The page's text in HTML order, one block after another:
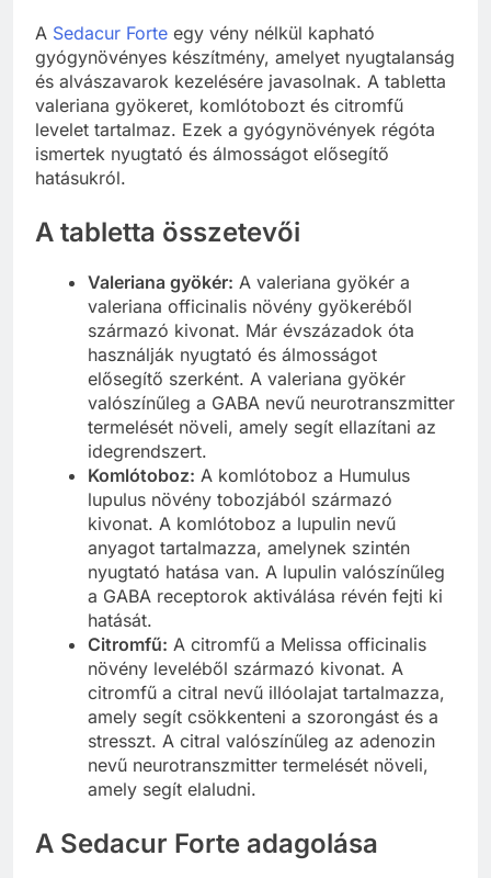
A Sedacur Forte egy vény nélkül kapható
gyógynövényes készítmény, amelyet nyugtalanság
és alvászavarok kezelésére javasolnak. A tabletta
valeriana gyökeret, komlótobozt és citromfű
levelet tartalmaz. Ezek a gyógynövények régóta
ismertek nyugtató és álmosságot elősegítő
hatásukról.
A tabletta összetevői
Valeriana gyökér: A valeriana gyökér a
valeriana officinalis növény gyökeréből
származó kivonat. Már évszázadok óta
használják nyugtató és álmosságot
elősegítő szerként. A valeriana gyökér
valószínűleg a GABA nevű neurotranszmitter
termelését növeli, amely segít ellazítani az
idegrendszert.
Komlótoboz: A komlótoboz a Humulus
lupulus növény tobozjából származó
kivonat. A komlótoboz a lupulin nevű
anyagot tartalmazza, amelynek szintén
nyugtató hatása van. A lupulin valószínűleg
a GABA receptorok aktiválása révén fejti ki
hatását.
Citromfű: A citromfű a Melissa officinalis
növény leveléből származó kivonat. A
citromfű a citral nevű illóolajat tartalmazza,
amely segít csökkenteni a szorongást és a
stresszt. A citral valószínűleg az adenozin
nevű neurotranszmitter termelését növeli,
amely segít elaludni.
A Sedacur Forte adagolása